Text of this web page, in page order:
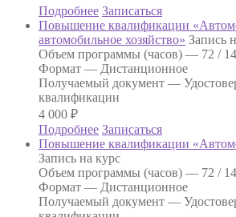
Подробнее Записаться
Повышение квалификации
автомобильное хозяйство» Запись
Объем программы (часов) — 72 /
Формат — Дистанционное
Получаемый документ —
квалификации
4 000 ₽
Подробнее Записаться
Повышение квалификации
Запись на курс
Объем программы (часов) — 72 /
Формат — Дистанционное
Получаемый документ —